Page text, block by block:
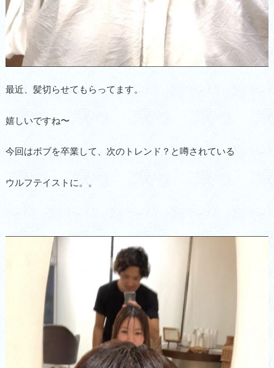
最近、髪切らせてもらってます。
嬉しいですね〜
今回はボブを卒業して、次のトレンド？と噂されている
ウルフテイストに。。